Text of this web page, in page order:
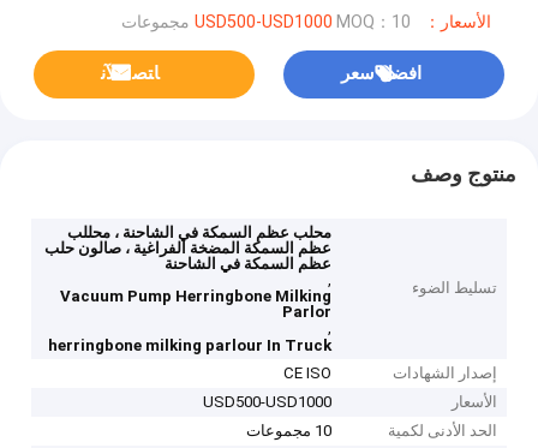
الأسعار：USD500-USD1000 MOQ：10 مجموعات
افضل سعر ﺎﺘﺼﻟ ﺍﻶﻧ
منتوج وصف
تسليط الضوء
محلب عظم السمكة في الشاحنة ، محللب
عظم السمكة المضخة الفراغية ، صالون حلب
عظم السمكة في الشاحنة
,
Vacuum Pump Herringbone Milking
Parlor
,
herringbone milking parlour In Truck
إصدار الشهادات
CE ISO
الأسعار
USD500-USD1000
الحد الأدنى لكمية
10 مجموعات